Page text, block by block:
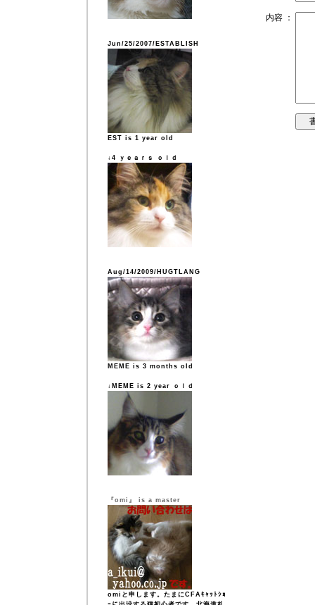
Jun/25/2007/ESTABLISH
EST is 1 year old
↓4 ｙｅａｒｓ ｏｌｄ
Aug/14/2009/HUGTLANG
MEME is 3 months old
↓MEME is 2 year ｏｌｄ
『omi』 is a master
omiと申します。たまにCFAｷｬｯﾄｼｮ
内容 ：